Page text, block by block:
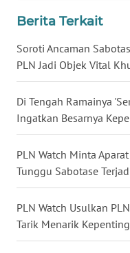
Berita Terkait
Soroti Ancaman
PLN Jadi Objek Vital
Di Tengah Ramainya
Ingatkan Besarnya
PLN Watch Minta
Tunggu Sabotase
PLN Watch Usulkan
Tarik Menarik
WN
WN
KALTARA
WN
KALSEL
WN
KALTIM
WN